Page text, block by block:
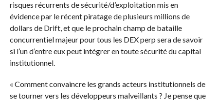
risques récurrents de sécurité/d’exploitation mis en
évidence par le récent piratage de plusieurs millions de
dollars de Drift, et que le prochain champ de bataille
concurrentiel majeur pour tous les DEX perp sera de savoir
si l’un d’entre eux peut intégrer en toute sécurité du capital
institutionnel.
« Comment convaincre les grands acteurs institutionnels de
se tourner vers les développeurs malveillants ? Je pense que